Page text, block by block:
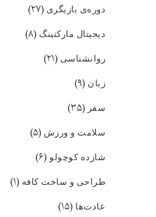
دوره‌ی بازیگری (۲۷)
دیجیتال مارکتینگ (۸)
روانشناسی (۲۱)
زبان (۹)
سفر (۳۵)
سلامت و ورزش (۵)
شازده کوچولو(۶)
طراحی و ساخت کافه (۱)
عادت‌ها (۱۵)